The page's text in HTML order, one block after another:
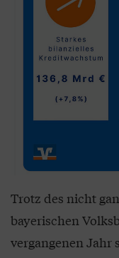
Trotz des nicht
bayerischen
vergangenen Jahr